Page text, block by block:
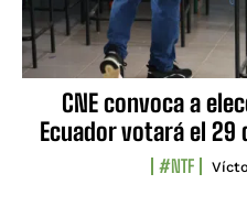
CNE convoca a
Ecuador votará el 29
#NTF